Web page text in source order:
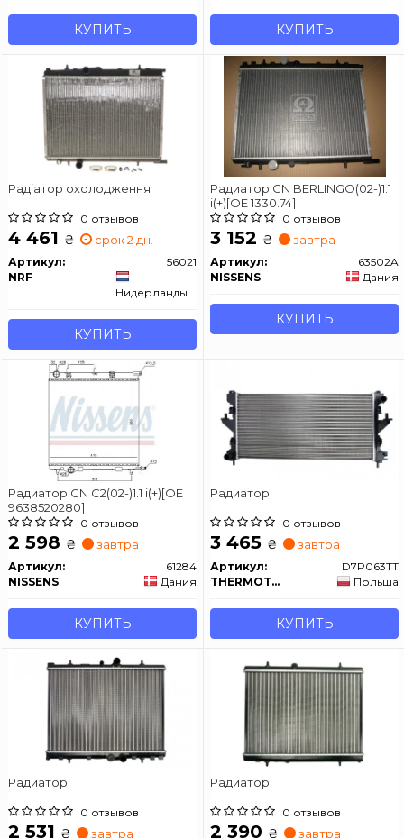
КУПИТЬ КУПИТЬ
Радіатор охолодження
0 отзывов
4 461 ₴ срок 2 дн.
Артикул:
56021
NRF
Нидерланды
КУПИТЬ
Радиатор CN BERLINGO(02-)1.1
i(+)[OE 1330.74]
0 отзывов
3 152 ₴ завтра
Артикул:
63502A
NISSENS
Дания
КУПИТЬ
Радиатор CN C2(02-)1.1 i(+)[OE
9638520280]
0 отзывов
2 598 ₴ завтра
Артикул:
61284
NISSENS
Дания
КУПИТЬ
Радиатор
0 отзывов
3 465 ₴ завтра
Артикул:
D7P063TT
THERMOTEC
Польша
КУПИТЬ
Радиатор
0 отзывов
2 531 ₴ завтра
Радиатор
0 отзывов
2 390 ₴ завтра